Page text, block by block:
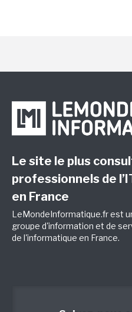
Le site le plus
professionnels de
en France
LeMondeInformatique.fr est
groupe d'information et de
de l'informatique en France.